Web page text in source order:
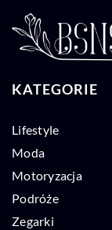
KATEGORIE
Lifestyle
Moda
Motoryzacja
Podróże
Zegarki